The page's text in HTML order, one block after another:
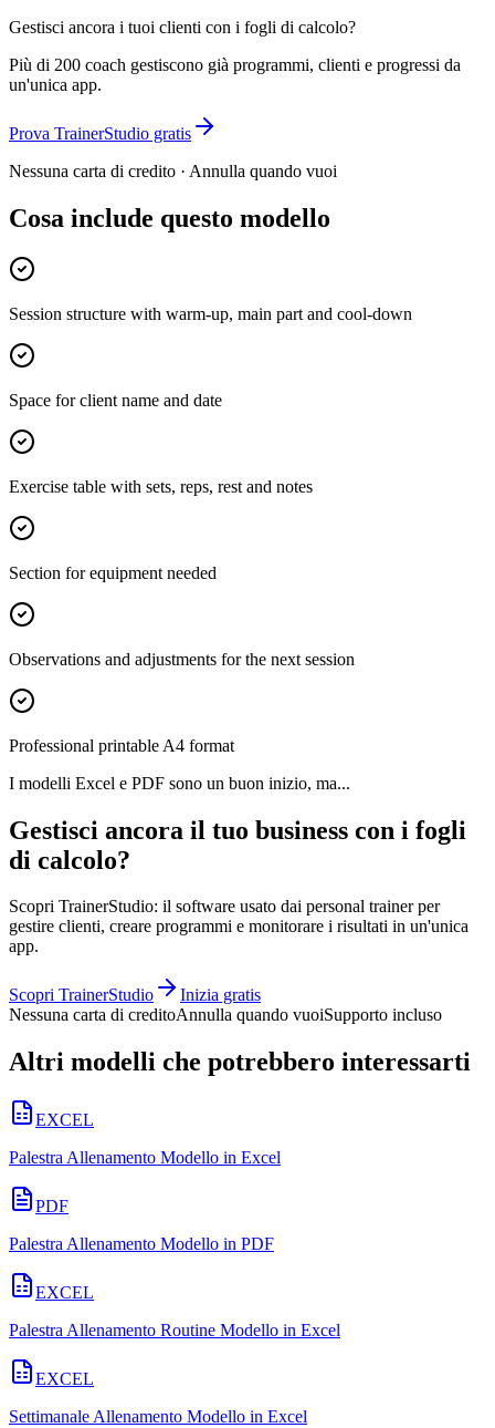
Gestisci ancora i tuoi clienti con i fogli di calcolo?
Più di 200 coach gestiscono già programmi, clienti e progressi da
un'unica app.
Prova TrainerStudio gratis
Nessuna carta di credito · Annulla quando vuoi
Cosa include questo modello
Session structure with warm-up, main part and cool-down
Space for client name and date
Exercise table with sets, reps, rest and notes
Section for equipment needed
Observations and adjustments for the next session
Professional printable A4 format
I modelli Excel e PDF sono un buon inizio, ma...
Gestisci ancora il tuo business con i fogli
di calcolo?
Scopri TrainerStudio: il software usato dai personal trainer per
gestire clienti, creare programmi e monitorare i risultati in un'unica
app.
Scopri TrainerStudio
Inizia gratis
Nessuna carta di creditoAnnulla quando vuoiSupporto incluso
Altri modelli che potrebbero interessarti
EXCEL
Palestra Allenamento Modello in Excel
PDF
Palestra Allenamento Modello in PDF
EXCEL
Palestra Allenamento Routine Modello in Excel
EXCEL
Settimanale Allenamento Modello in Excel